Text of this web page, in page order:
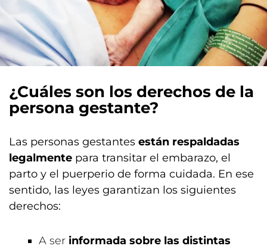
¿Cuáles son los derechos de la
persona gestante?
Las personas gestantes están respaldadas
legalmente para transitar el embarazo, el
parto y el puerperio de forma cuidada. En ese
sentido, las leyes garantizan los siguientes
derechos:
A ser informada sobre las distintas